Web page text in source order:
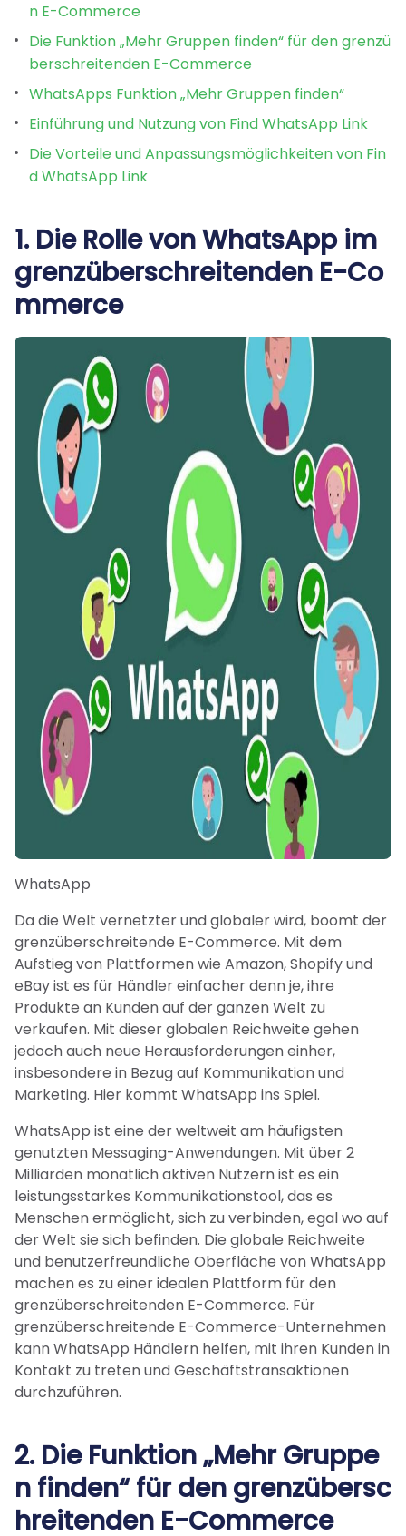
n E-Commerce
Die Funktion „Mehr Gruppen finden“ für den grenzü
berschreitenden E-Commerce
WhatsApps Funktion „Mehr Gruppen finden“
Einführung und Nutzung von Find WhatsApp Link
Die Vorteile und Anpassungsmöglichkeiten von Fin
d WhatsApp Link
1. Die Rolle von WhatsApp im
grenzüberschreitenden E-Co
mmerce
WhatsApp
Da die Welt vernetzter und globaler wird, boomt der
grenzüberschreitende E-Commerce. Mit dem
Aufstieg von Plattformen wie Amazon, Shopify und
eBay ist es für Händler einfacher denn je, ihre
Produkte an Kunden auf der ganzen Welt zu
verkaufen. Mit dieser globalen Reichweite gehen
jedoch auch neue Herausforderungen einher,
insbesondere in Bezug auf Kommunikation und
Marketing. Hier kommt WhatsApp ins Spiel.
WhatsApp ist eine der weltweit am häufigsten
genutzten Messaging-Anwendungen. Mit über 2
Milliarden monatlich aktiven Nutzern ist es ein
leistungsstarkes Kommunikationstool, das es
Menschen ermöglicht, sich zu verbinden, egal wo auf
der Welt sie sich befinden. Die globale Reichweite
und benutzerfreundliche Oberfläche von WhatsApp
machen es zu einer idealen Plattform für den
grenzüberschreitenden E-Commerce. Für
grenzüberschreitende E-Commerce-Unternehmen
kann WhatsApp Händlern helfen, mit ihren Kunden in
Kontakt zu treten und Geschäftstransaktionen
durchzuführen.
2. Die Funktion „Mehr Gruppe
n finden“ für den grenzübersc
hreitenden E-Commerce